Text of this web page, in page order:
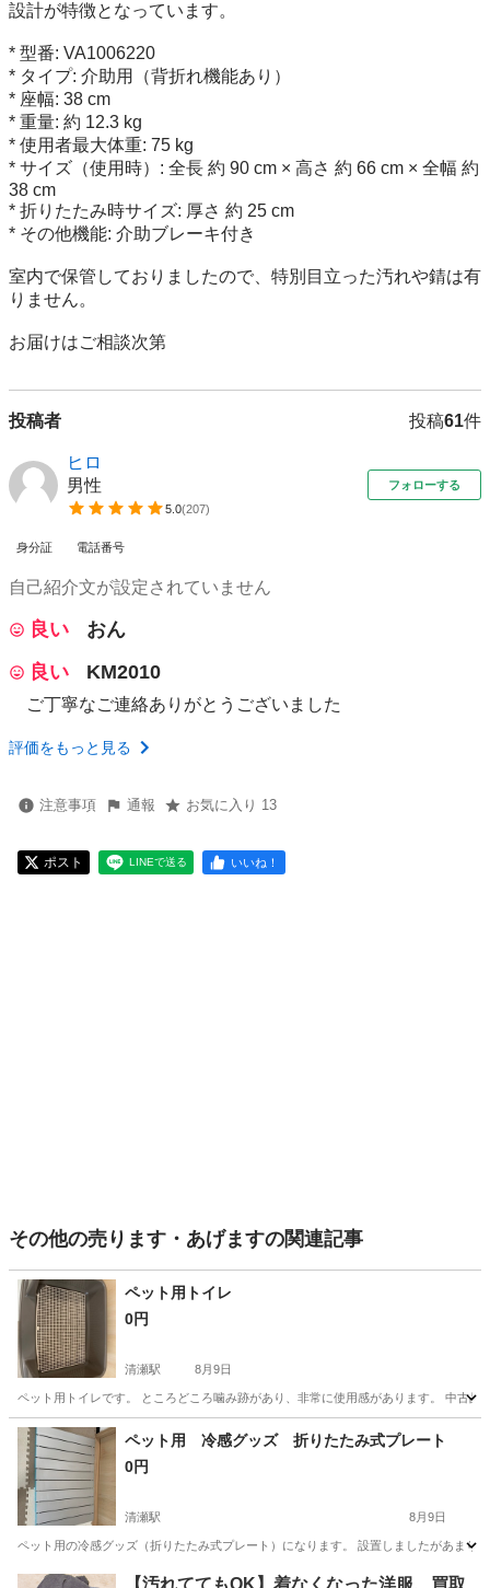
設計が特徴となっています。
* 型番: VA1006220
* タイプ: 介助用（背折れ機能あり）
* 座幅: 38 cm
* 重量: 約 12.3 kg
* 使用者最大体重: 75 kg
* サイズ（使用時）: 全長 約 90 cm × 高さ 約 66 cm × 全幅 約
38 cm
* 折りたたみ時サイズ: 厚さ 約 25 cm
* その他機能: 介助ブレーキ付き
室内で保管しておりましたので、特別目立った汚れや錆は有
りません。
お届けはご相談次第
投稿者 投稿61件
ヒロ
男性
5.0(207)
フォローする
身分証 電話番号
自己紹介文が設定されていません
良い
おん
良い
KM2010
ご丁寧なご連絡ありがとうございました
評価をもっと見る
注意事項 通報 お気に入り 13
ポスト LINEで送る いいね！
その他の売ります・あげますの関連記事
ペット用トイレ
0円
清瀬駅 8月9日
ペット用トイレです。 ところどころ噛み跡があり、非常に使用感があります。 中古
東京 清瀬市 清瀬駅 その他
ペット用 冷感グッズ 折りたたみ式プレート
0円
清瀬駅 8月9日
ペット用の冷感グッズ（折りたたみ式プレート）になります。 設置しましたがあま
東京 清瀬市 清瀬駅 その他
【汚れててもOK】着なくなった洋服、買取